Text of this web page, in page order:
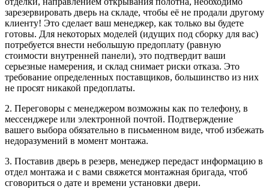
зарезервировать дверь на складе, чтобы её не продали другому
клиенту! Это сделает ваш менеджер, как только вы будете
готовы. Для некоторых моделей (идущих под сборку для вас)
потребуется внести небольшую предоплату (равную
стоимости внутренней панели), это подтвердит ваши
серьезные намерения, и склад снимает риски отказа. Это
требование определенных поставщиков, большинство из них
не просят никакой предоплаты.
2. Переговоры с менеджером возможны как по телефону, в
мессенджере или электронной почтой. Подтверждение
вашего выбора обязательно в письменном виде, чтоб избежать
недоразумений в момент монтажа.
3. Поставив дверь в резерв, менеджер передаст информацию в
отдел монтажа и с вами свяжется монтажная бригада, чтоб
сговориться о дате и времени установки двери.